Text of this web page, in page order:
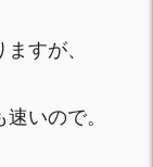
すが、
いので。